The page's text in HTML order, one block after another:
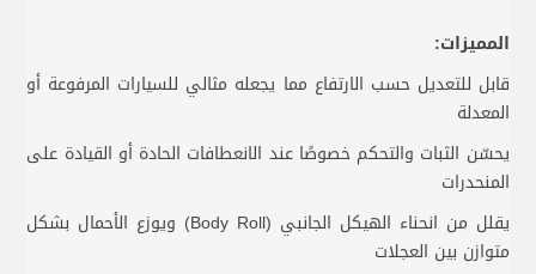
المميزات:
قابل للتعديل حسب الارتفاع مما يجعله مثالي للسيارات المرفوعة أو
المعدلة
يحسّن الثبات والتحكم خصوصًا عند الانعطافات الحادة أو القيادة على
المنحدرات
يقلل من انحناء الهيكل الجانبي (Body Roll) ويوزع الأحمال بشكل
متوازن بين العجلات